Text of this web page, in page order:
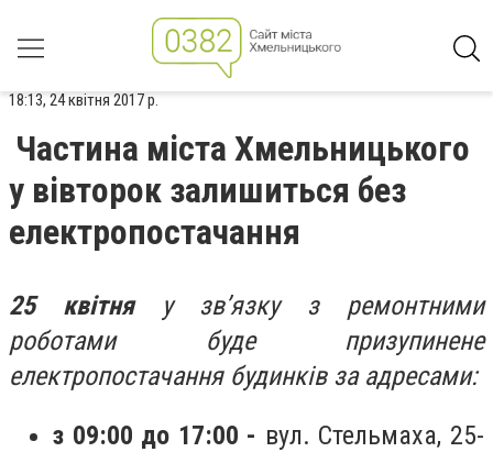
18:13, 24 квітня 2017 р.
Частина міста Хмельницького
у вівторок залишиться без
електропостачання
25 квітняу зв’язку з ремонтними
роботами буде призупинене
електропостачання будинків за адресами:
з 09:00 до 17:00 - вул. Стельмаха, 25-